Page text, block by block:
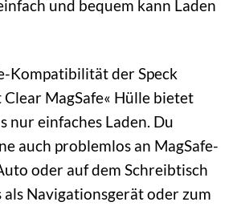
und bequem kann Laden
Kompatibilität der Speck
MagSafe« Hülle bietet
nur einfaches Laden. Du
auch problemlos an MagSafe-
oder auf dem Schreibtisch
als Navigationsgerät oder zum